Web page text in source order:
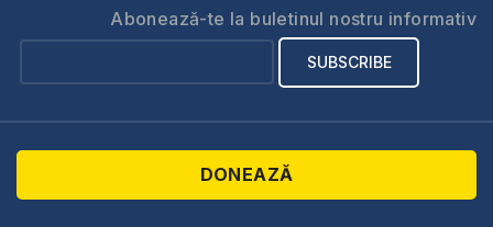
Abonează-te la buletinul nostru informativ
DONEAZĂ